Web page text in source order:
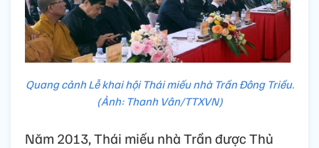
Quang cảnh Lễ khai hội Thái miếu nhà Trần Đông Triều.
(Ảnh: Thanh Vân/TTXVN)
Năm 2013, Thái miếu nhà Trần được Thủ